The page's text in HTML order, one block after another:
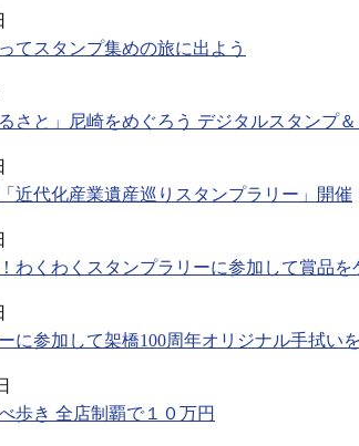
てスタンプ集めの旅に出よう
るさと」尼崎をめぐろう デジタルスタンプ
近代化産業遺産巡りスタンプラリー」開催
わくわくスタンプラリーに参加して賞品を
に参加して架橋100周年オリジナル手拭い
歩き 全店制覇で１０万円